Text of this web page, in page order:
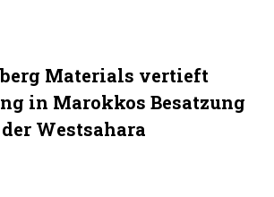
Materials vertieft
in Marokkos Besatzung
der Westsahara